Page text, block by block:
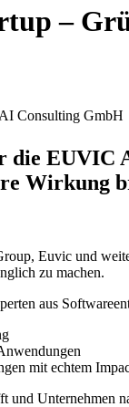
–
Consulting GmbH
Wirkung
Euvic und
zu machen.
aus
mit echtem
und Unternehmen